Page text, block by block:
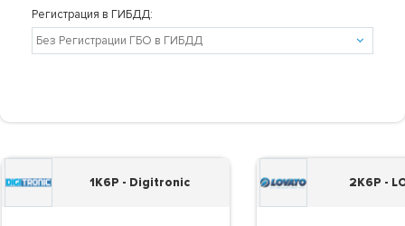
Регистрация в ГИБДД:
1K6P - Digitronic 2K6P -